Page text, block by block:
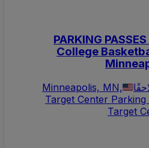
PARKING
College
Minneapolis, MN,
Target Center Parking
Target